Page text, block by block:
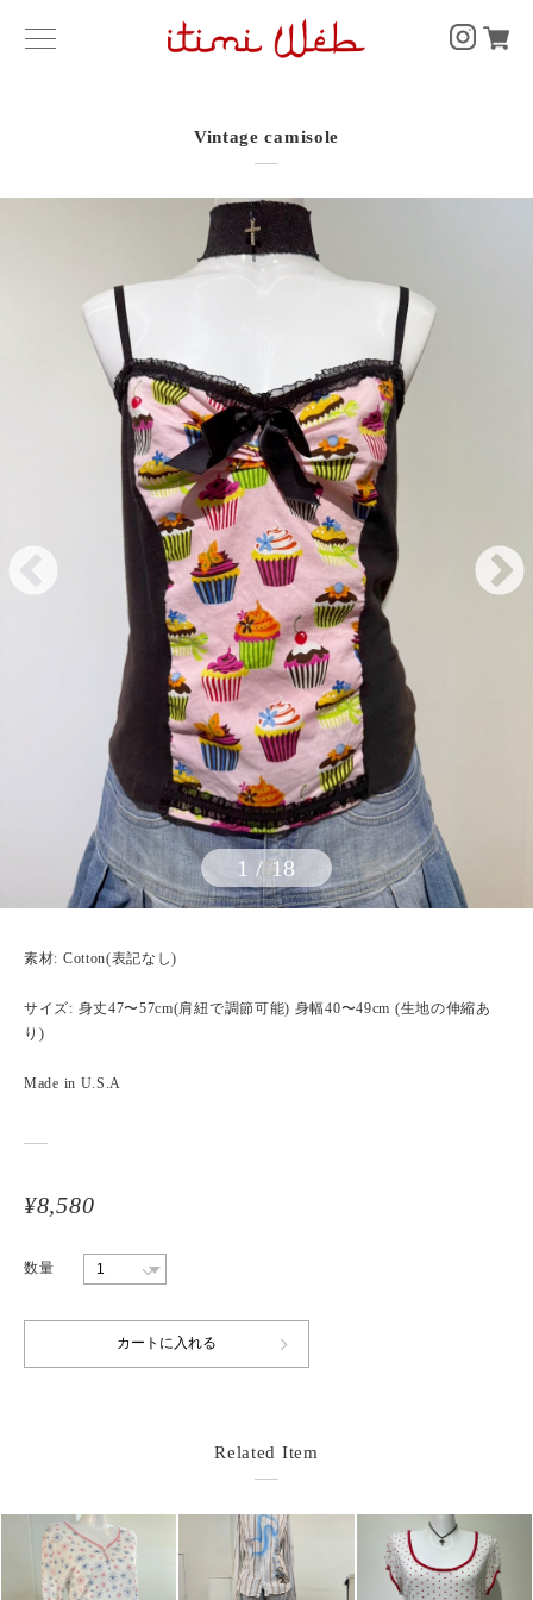
Vintage camisole
1 /18
素材: Cotton(表記なし)
サイズ: 身丈47〜57cm(肩紐で調節可能) 身幅40〜49cm (生地の伸縮あ
り)
Made in U.S.A
¥8,580
数量
Related Item